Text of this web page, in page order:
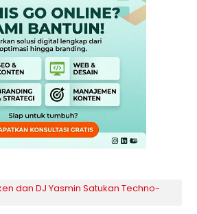
dan DJ Yasmin Satukan Techno-